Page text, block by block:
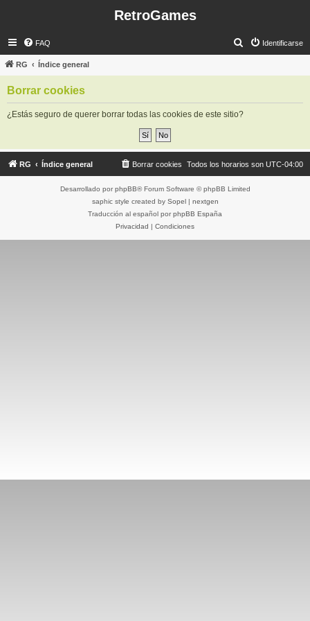
RetroGames
FAQ Identificarse
s
RG Índice general
Borrar cookies
¿Estás seguro de querer borrar todas las cookies de este sitio?
RG Índice general Todos los horarios son UTC-04:00
Borrar cookies
Desarrollado por phpBB® Forum Software © phpBB Limited
saphic style created by Sopel| nextgen
Traducción al español por phpBB España
Privacidad | Condiciones